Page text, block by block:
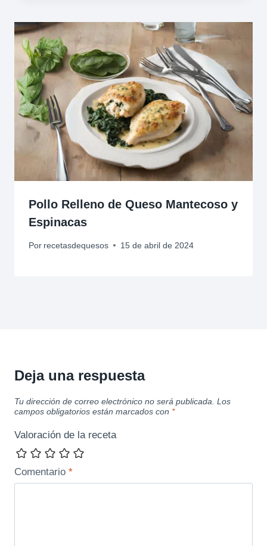
Pollo Relleno de Queso Mantecoso y
Espinacas
Por recetasdequesos 15 de abril de 2024
Deja una respuesta
Tu dirección de correo electrónico no será publicada. Los
campos obligatorios están marcados con *
Valoración de la receta
Comentario *